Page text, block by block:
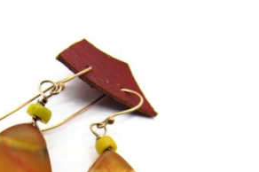
AJOUTER AU PANIER